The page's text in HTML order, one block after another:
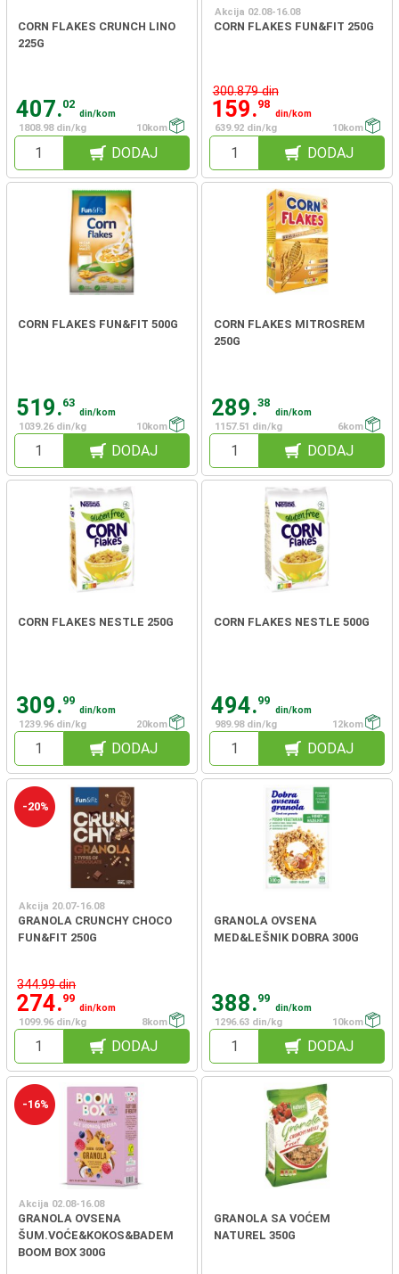
CORN FLAKES CRUNCH LINO
225G
407.02
din/kom
1808.98 din/kg
10kom
DODAJ
Akcija 02.08-16.08
CORN FLAKES FUN&FIT 250G
300.879 din
159.98
din/kom
639.92 din/kg
10kom
DODAJ
CORN FLAKES FUN&FIT 500G
519.63
din/kom
1039.26 din/kg
10kom
DODAJ
CORN FLAKES MITROSREM
250G
289.38
din/kom
1157.51 din/kg
6kom
DODAJ
CORN FLAKES NESTLE 250G
309.99
din/kom
1239.96 din/kg
20kom
DODAJ
CORN FLAKES NESTLE 500G
494.99
din/kom
989.98 din/kg
12kom
DODAJ
-20%
Akcija 20.07-16.08
GRANOLA CRUNCHY CHOCO
FUN&FIT 250G
344.99 din
274.99
din/kom
1099.96 din/kg
8kom
DODAJ
GRANOLA OVSENA
MED&LEŠNIK DOBRA 300G
388.99
din/kom
1296.63 din/kg
10kom
DODAJ
-16%
Akcija 02.08-16.08
GRANOLA OVSENA
ŠUM.VOĆE&KOKOS&BADEM
BOOM BOX 300G
GRANOLA SA VOĆEM
NATUREL 350G